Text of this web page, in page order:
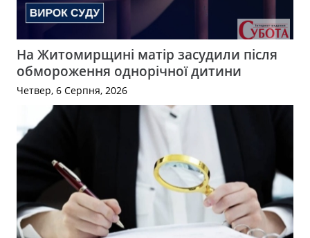
На Житомирщині матір засудили після
обмороження однорічної дитини
Четвер, 6 Серпня, 2026